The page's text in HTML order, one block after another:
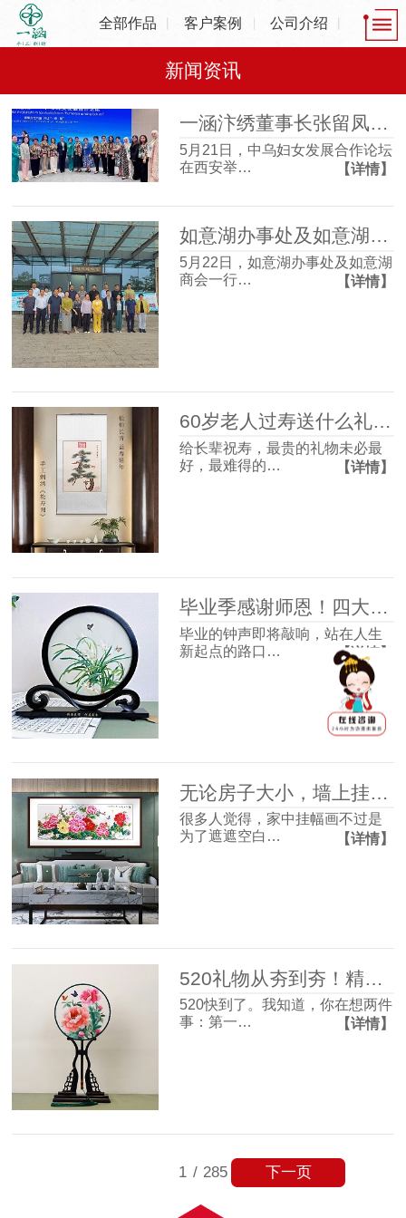
全部作品 客户案例 公司介绍
新闻资讯
一涵汴绣董事长张留凤出席中乌妇女发展合作论坛，共话非遗产业发展新机遇
5月21日，中乌妇女发展合作论坛
在西安举…
【详情】
如意湖办事处及如意湖商会一行走进一涵刺绣博物馆 沉浸式感受非遗魅力
5月22日，如意湖办事处及如意湖
商会一行…
【详情】
60岁老人过寿送什么礼物好？这4款体面走心，长辈收到超有面子
给长辈祝寿，最贵的礼物未必最
好，最难得的…
【详情】
毕业季感谢师恩！四大最受欢迎的礼物清单，送到老师心坎里！
毕业的钟声即将敲响，站在人生
新起点的路口…
【详情】
无论房子大小，墙上挂幅画很有必要，并非迷信，3个理由很现实！
很多人觉得，家中挂幅画不过是
为了遮遮空白…
【详情】
520快到了。我知道，你在想两件
事：第一…
【详情】
1 / 285 下一页